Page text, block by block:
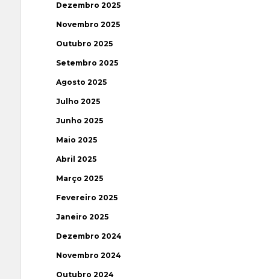
Dezembro 2025
Novembro 2025
Outubro 2025
Setembro 2025
Agosto 2025
Julho 2025
Junho 2025
Maio 2025
Abril 2025
Março 2025
Fevereiro 2025
Janeiro 2025
Dezembro 2024
Novembro 2024
Outubro 2024